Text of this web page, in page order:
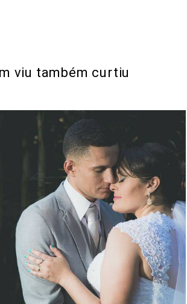
viu também curtiu
2093 113